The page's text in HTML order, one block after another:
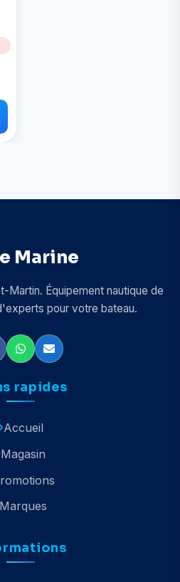
Marine
Martin. Équipement nautique de
pour votre bateau.
rapides
Accueil
Magasin
Marques